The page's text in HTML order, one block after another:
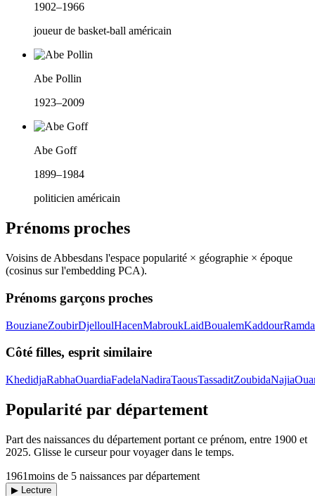
1902–1966
joueur de basket-ball américain
Abe Pollin
1923–2009
Abe Goff
1899–1984
politicien américain
Prénoms proches
Voisins de Abbesdans l'espace popularité × géographie × époque
(cosinus sur l'embedding PCA).
Prénoms garçons proches
BouzianeZoubirDjelloulHacenMabroukLaidBoualemKaddour
Côté filles, esprit similaire
KhedidjaRabhaOuardiaFadelaNadiraTaousTassaditZoubidaNajia
Popularité par département
Part des naissances du département portant ce prénom, entre 1900 et
2025. Glisse le curseur pour voyager dans le temps.
1961moins de 5 naissances par département
▶ Lecture